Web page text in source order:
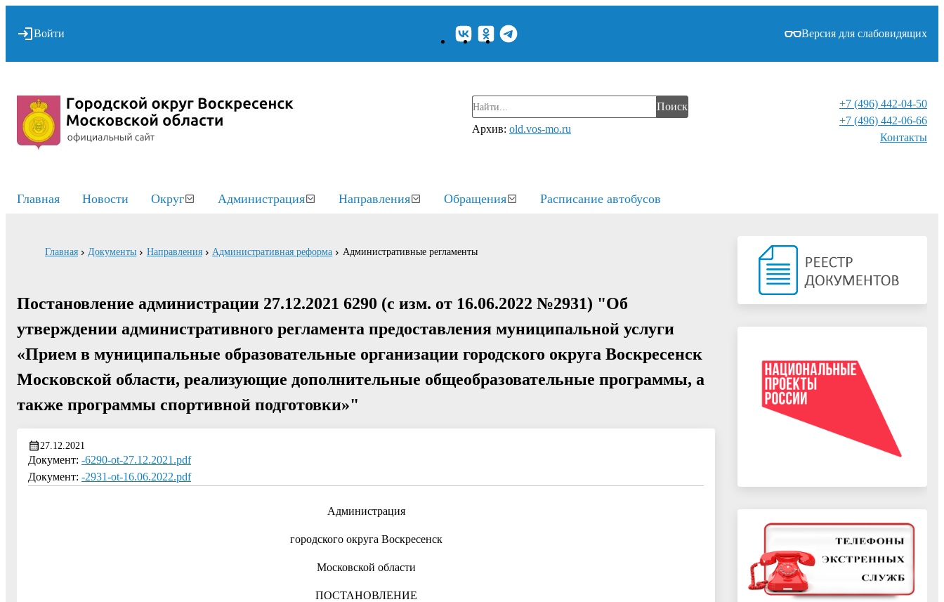
Войти Версия для слабовидящих
Поиск
Архив: old.vos-mo.ru
+7 (496) 442-04-50
+7 (496) 442-06-66
Контакты⁠
Главная Новости Округ Администрация Направления Обращения Расписание автобусов
Главная Документы Направления Административная реформа Административные регламенты
Постановление администрации 27.12.2021 6290 (с изм. от 16.06.2022 №2931) "Об
утверждении административного регламента предоставления муниципальной услуги
«Прием в муниципальные образовательные организации городского округа Воскресенск
Московской области, реализующие дополнительные общеобразовательные программы, а
также программы спортивной подготовки»"
27.12.2021
Документ: -6290-ot-27.12.2021.pdf
Документ: -2931-ot-16.06.2022.pdf
Администрация
городского округа Воскресенск
Московской области
ПОСТАНОВЛЕНИЕ